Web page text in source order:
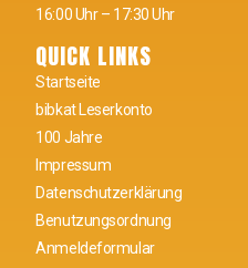
16:00 Uhr – 17:30 Uhr
QUICK LINKS
Startseite
bibkat Leserkonto
100 Jahre
Impressum
Datenschutzerklärung
Benutzungsordnung
Anmeldeformular